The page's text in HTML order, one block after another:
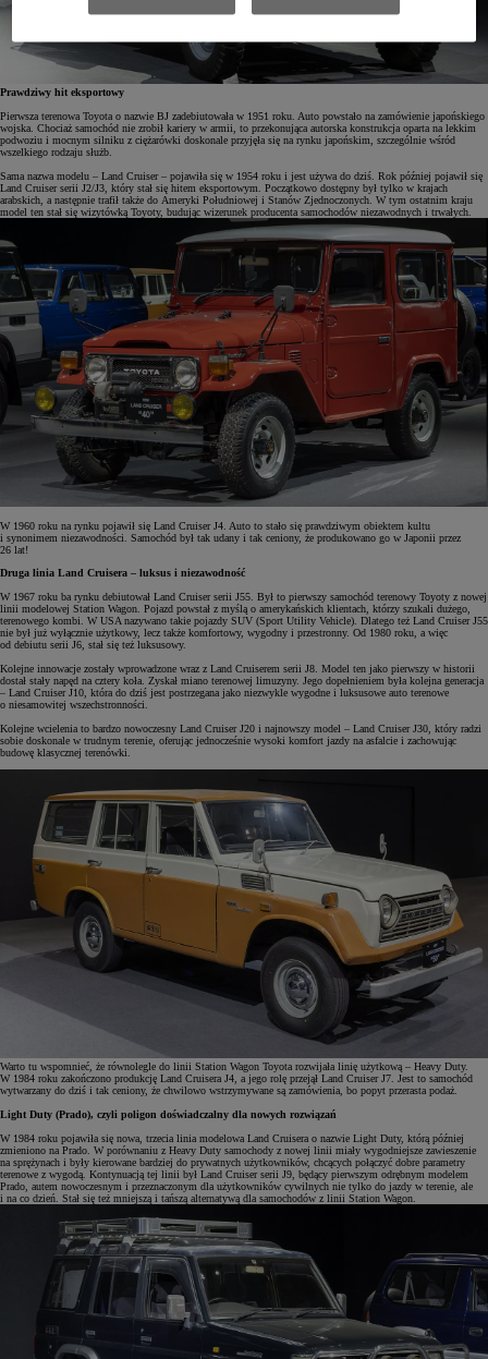
Prawdziwy hit eksportowy
Pierwsza terenowa Toyota o nazwie BJ zadebiutowała w 1951 roku. Auto powstało na zamówienie japońskiego
wojska. Chociaż samochód nie zrobił kariery w armii, to przekonująca autorska konstrukcja oparta na lekkim
podwoziu i mocnym silniku z ciężarówki doskonale przyjęła się na rynku japońskim, szczególnie wśród
wszelkiego rodzaju służb.
Sama nazwa modelu – Land Cruiser – pojawiła się w 1954 roku i jest używa do dziś. Rok później pojawił się
Land Cruiser serii J2/J3, który stał się hitem eksportowym. Początkowo dostępny był tylko w krajach
arabskich, a następnie trafił także do Ameryki Południowej i Stanów Zjednoczonych. W tym ostatnim kraju
model ten stał się wizytówką Toyoty, budując wizerunek producenta samochodów niezawodnych i trwałych.
W 1960 roku na rynku pojawił się Land Cruiser J4. Auto to stało się prawdziwym obiektem kultu
i synonimem niezawodności. Samochód był tak udany i tak ceniony, że produkowano go w Japonii przez
26 lat!
Druga linia Land Cruisera – luksus i niezawodność
W 1967 roku ba rynku debiutował Land Cruiser serii J55. Był to pierwszy samochód terenowy Toyoty z nowej
linii modelowej Station Wagon. Pojazd powstał z myślą o amerykańskich klientach, którzy szukali dużego,
terenowego kombi. W USA nazywano takie pojazdy SUV (Sport Utility Vehicle). Dlatego też Land Cruiser J55
nie był już wyłącznie użytkowy, lecz także komfortowy, wygodny i przestronny. Od 1980 roku, a więc
od debiutu serii J6, stał się też luksusowy.
Kolejne innowacje zostały wprowadzone wraz z Land Cruiserem serii J8. Model ten jako pierwszy w historii
dostał stały napęd na cztery koła. Zyskał miano terenowej limuzyny. Jego dopełnieniem była kolejna generacja
– Land Cruiser J10, która do dziś jest postrzegana jako niezwykle wygodne i luksusowe auto terenowe
o niesamowitej wszechstronności.
Kolejne wcielenia to bardzo nowoczesny Land Cruiser J20 i najnowszy model – Land Cruiser J30, który radzi
sobie doskonale w trudnym terenie, oferując jednocześnie wysoki komfort jazdy na asfalcie i zachowując
budowę klasycznej terenówki.
Warto tu wspomnieć, że równolegle do linii Station Wagon Toyota rozwijała linię użytkową – Heavy Duty.
W 1984 roku zakończono produkcję Land Cruisera J4, a jego rolę przejął Land Cruiser J7. Jest to samochód
wytwarzany do dziś i tak ceniony, że chwilowo wstrzymywane są zamówienia, bo popyt przerasta podaż.
Light Duty (Prado), czyli poligon doświadczalny dla nowych rozwiązań
W 1984 roku pojawiła się nowa, trzecia linia modelowa Land Cruisera o nazwie Light Duty, którą później
zmieniono na Prado. W porównaniu z Heavy Duty samochody z nowej linii miały wygodniejsze zawieszenie
na sprężynach i były kierowane bardziej do prywatnych użytkowników, chcących połączyć dobre parametry
terenowe z wygodą. Kontynuacją tej linii był Land Cruiser serii J9, będący pierwszym odrębnym modelem
Prado, autem nowoczesnym i przeznaczonym dla użytkowników cywilnych nie tylko do jazdy w terenie, ale
i na co dzień. Stał się też mniejszą i tańszą alternatywą dla samochodów z linii Station Wagon.